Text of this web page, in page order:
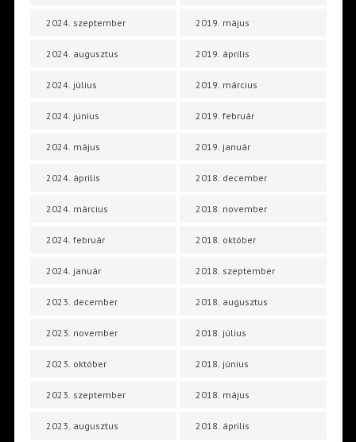
2024. szeptember
2024. augusztus
2024. július
2024. június
2024. május
2024. április
2024. március
2024. február
2024. január
2023. december
2023. november
2023. október
2023. szeptember
2023. augusztus
2019. május
2019. április
2019. március
2019. február
2019. január
2018. december
2018. november
2018. október
2018. szeptember
2018. augusztus
2018. július
2018. június
2018. május
2018. április